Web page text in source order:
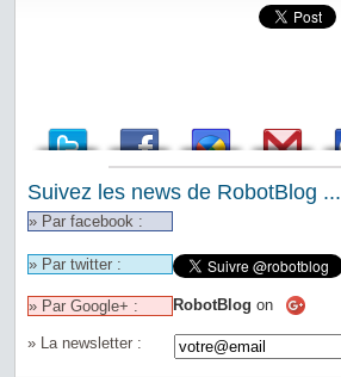
Suivez les news de RobotBlog ...
» Par facebook :
» Par twitter :
» Par Google+ : RobotBlog on
» La newsletter :